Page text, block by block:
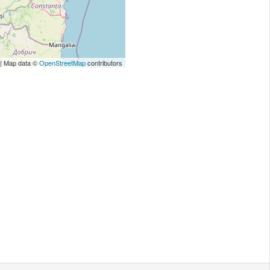
Map data ©OpenStreetMapcontributors